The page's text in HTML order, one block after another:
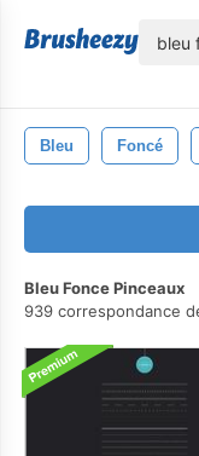
Bleu Foncé
Bleu Fonce Pinceaux
939 correspondance